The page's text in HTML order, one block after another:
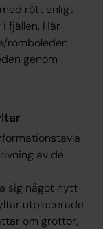
rött enligt
fjällen. Här
romboleden
genom
av de
sig något nytt
utplacerade
om grottor,